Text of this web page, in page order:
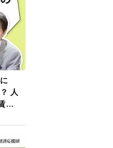
金